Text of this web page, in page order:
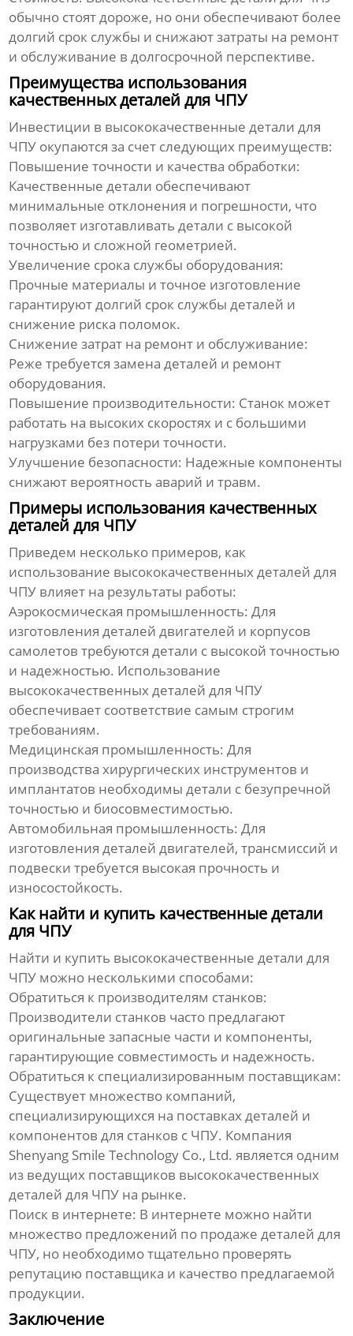
обычно стоят дороже, но они обеспечивают более
долгий срок службы и снижают затраты на ремонт
и обслуживание в долгосрочной перспективе.
Преимущества использования
качественных деталей для ЧПУ
Инвестиции в высококачественные детали для
ЧПУ окупаются за счет следующих преимуществ:
Повышение точности и качества обработки:
Качественные детали обеспечивают
минимальные отклонения и погрешности, что
позволяет изготавливать детали с высокой
точностью и сложной геометрией.
Увеличение срока службы оборудования:
Прочные материалы и точное изготовление
гарантируют долгий срок службы деталей и
снижение риска поломок.
Снижение затрат на ремонт и обслуживание:
Реже требуется замена деталей и ремонт
оборудования.
Повышение производительности: Станок может
работать на высоких скоростях и с большими
нагрузками без потери точности.
Улучшение безопасности: Надежные компоненты
снижают вероятность аварий и травм.
Примеры использования качественных
деталей для ЧПУ
Приведем несколько примеров, как
использование высококачественных деталей для
ЧПУ влияет на результаты работы:
Аэрокосмическая промышленность: Для
изготовления деталей двигателей и корпусов
самолетов требуются детали с высокой точностью
и надежностью. Использование
высококачественных деталей для ЧПУ
обеспечивает соответствие самым строгим
требованиям.
Медицинская промышленность: Для
производства хирургических инструментов и
имплантатов необходимы детали с безупречной
точностью и биосовместимостью.
Автомобильная промышленность: Для
изготовления деталей двигателей, трансмиссий и
подвески требуется высокая прочность и
износостойкость.
Как найти и купить качественные детали
для ЧПУ
Найти и купить высококачественные детали для
ЧПУ можно несколькими способами:
Обратиться к производителям станков:
Производители станков часто предлагают
оригинальные запасные части и компоненты,
гарантирующие совместимость и надежность.
Обратиться к специализированным поставщикам:
Существует множество компаний,
специализирующихся на поставках деталей и
компонентов для станков с ЧПУ. Компания
Shenyang Smile Technology Co., Ltd. является одним
из ведущих поставщиков высококачественных
деталей для ЧПУ на рынке.
Поиск в интернете: В интернете можно найти
множество предложений по продаже деталей для
ЧПУ, но необходимо тщательно проверять
репутацию поставщика и качество предлагаемой
продукции.
Заключение